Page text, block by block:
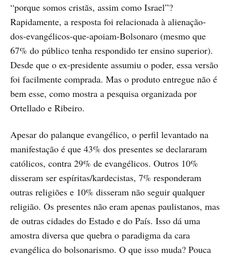
“porque somos cristãs, assim como Israel”?
Rapidamente, a resposta foi relacionada à alienação-
dos-evangélicos-que-apoiam-Bolsonaro (mesmo que
67% do público tenha respondido ter ensino superior).
Desde que o ex-presidente assumiu o poder, essa versão
foi facilmente comprada. Mas o produto entregue não é
bem esse, como mostra a pesquisa organizada por
Ortellado e Ribeiro.
Apesar do palanque evangélico, o perfil levantado na
manifestação é que 43% dos presentes se declararam
católicos, contra 29% de evangélicos. Outros 10%
disseram ser espíritas/kardecistas, 7% responderam
outras religiões e 10% disseram não seguir qualquer
religião. Os presentes não eram apenas paulistanos, mas
de outras cidades do Estado e do País. Isso dá uma
amostra diversa que quebra o paradigma da cara
evangélica do bolsonarismo. O que isso muda? Pouca